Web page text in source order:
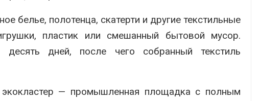
белье, полотенца, скатерти и другие текстильные
пластик или смешанный бытовой мусор.
дней, после чего собранный текстиль
— промышленная площадка с полным